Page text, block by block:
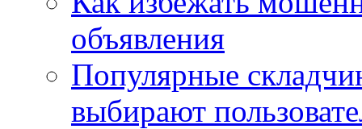
объявления
Популярные
выбирают